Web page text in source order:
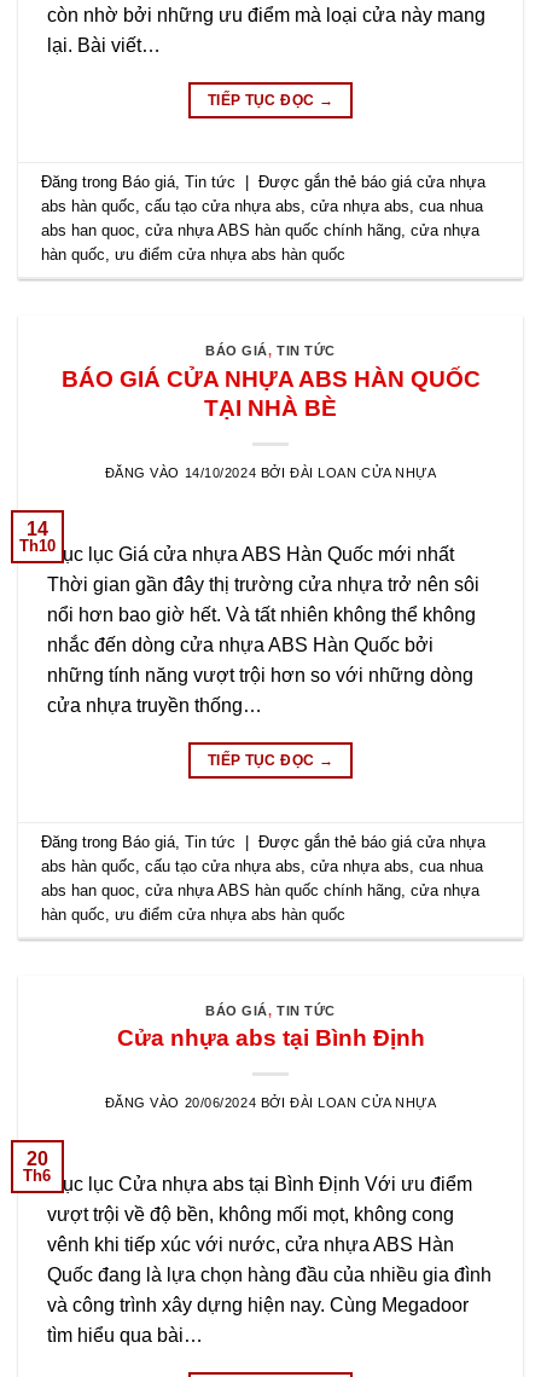
còn nhờ bởi những ưu điểm mà loại cửa này mang
lại. Bài viết…
TIẾP TỤC ĐỌC →
Đăng trong Báo giá,Tin tức Được gắn thẻ báo giá cửa nhựa
abs hàn quốc,cấu tạo cửa nhựa abs,cửa nhựa abs,cua nhua
abs han quoc,cửa nhựa ABS hàn quốc chính hãng,cửa nhựa
hàn quốc,ưu điểm cửa nhựa abs hàn quốc
BÁO GIÁ,TIN TỨC
BÁO GIÁ CỬA NHỰA ABS HÀN QUỐC
TẠI NHÀ BÈ
ĐĂNG VÀO 14/10/2024 BỞI ĐÀI LOAN CỬA NHỰA
14
Th10Mục lục Giá cửa nhựa ABS Hàn Quốc mới nhất
Thời gian gần đây thị trường cửa nhựa trở nên sôi
nổi hơn bao giờ hết. Và tất nhiên không thể không
nhắc đến dòng cửa nhựa ABS Hàn Quốc bởi
những tính năng vượt trội hơn so với những dòng
cửa nhựa truyền thống…
TIẾP TỤC ĐỌC →
Đăng trong Báo giá,Tin tức Được gắn thẻ báo giá cửa nhựa
abs hàn quốc,cấu tạo cửa nhựa abs,cửa nhựa abs,cua nhua
abs han quoc,cửa nhựa ABS hàn quốc chính hãng,cửa nhựa
hàn quốc,ưu điểm cửa nhựa abs hàn quốc
BÁO GIÁ,TIN TỨC
Cửa nhựa abs tại Bình Định
ĐĂNG VÀO 20/06/2024 BỞI ĐÀI LOAN CỬA NHỰA
20
Th6Mục lục Cửa nhựa abs tại Bình Định Với ưu điểm
vượt trội về độ bền, không mối mọt, không cong
vênh khi tiếp xúc với nước, cửa nhựa ABS Hàn
Quốc đang là lựa chọn hàng đầu của nhiều gia đình
và công trình xây dựng hiện nay. Cùng Megadoor
tìm hiểu qua bài…